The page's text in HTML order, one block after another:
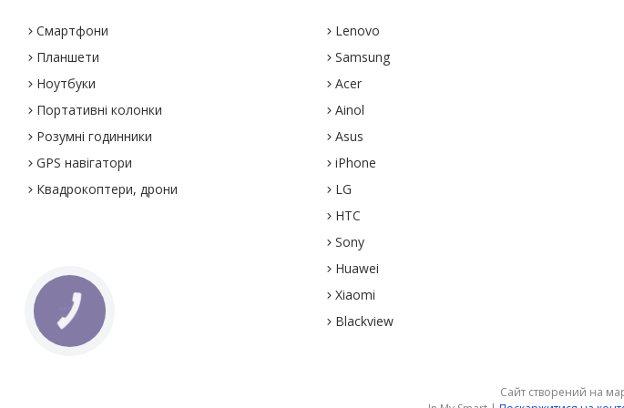
Смартфони
Планшети
Ноутбуки
Портативні колонки
Розумні годинники
GPS навігатори
Квадрокоптери, дрони
Lenovo
Samsung
Acer
Ainol
Asus
iPhone
LG
HTC
Sony
Huawei
Xiaomi
Blackview
Сайт створений на